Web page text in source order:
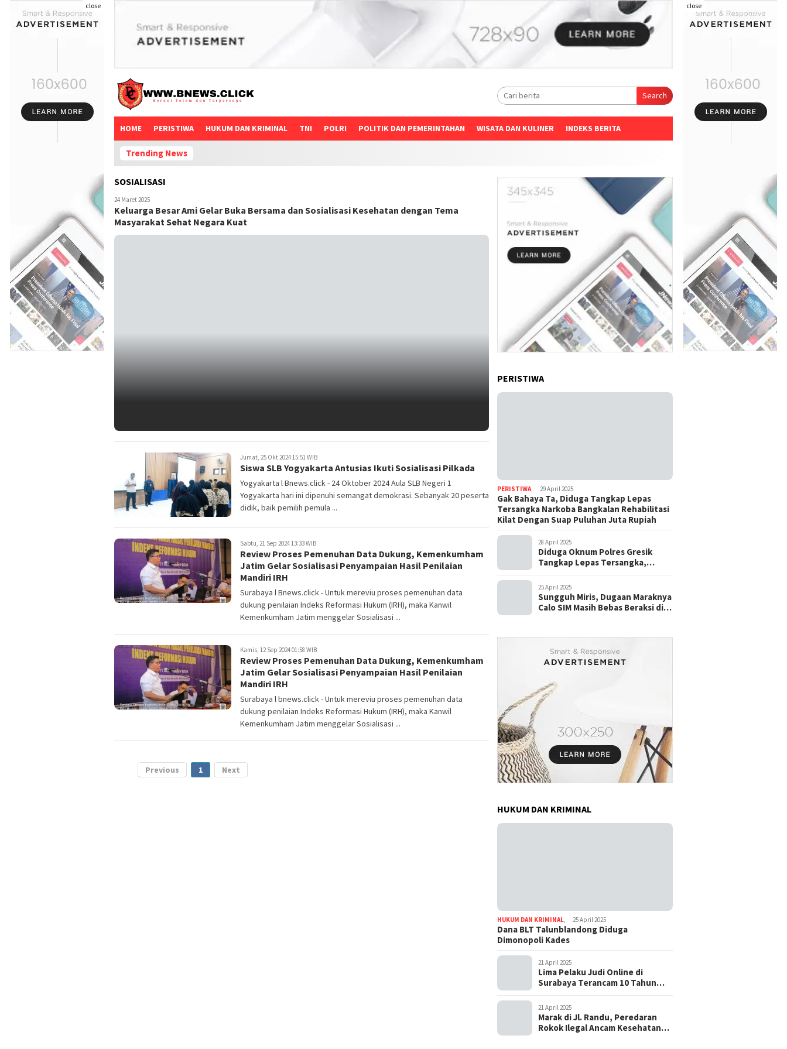
close close
Search
HOME PERISTIWA HUKUM DAN KRIMINAL TNI POLRI POLITIK DAN PEMERINTAHAN WISATA DAN KULINER INDEKS BERITA
Trending News
SOSIALISASI
24 Maret 2025
Keluarga Besar Ami Gelar Buka Bersama dan Sosialisasi Kesehatan dengan Tema
Masyarakat Sehat Negara Kuat
Jumat, 25 Okt 2024 15:51 WIB
Siswa SLB Yogyakarta Antusias Ikuti Sosialisasi Pilkada
Yogyakarta l Bnews.click - 24 Oktober 2024 Aula SLB Negeri 1
Yogyakarta hari ini dipenuhi semangat demokrasi. Sebanyak 20 peserta
didik, baik pemilih pemula ...
Sabtu, 21 Sep 2024 13:33 WIB
Review Proses Pemenuhan Data Dukung, Kemenkumham
Jatim Gelar Sosialisasi Penyampaian Hasil Penilaian
Mandiri IRH
Surabaya l Bnews.click - Untuk mereviu proses pemenuhan data
dukung penilaian Indeks Reformasi Hukum (IRH), maka Kanwil
Kemenkumham Jatim menggelar Sosialisasi ...
Kamis, 12 Sep 2024 01:58 WIB
Review Proses Pemenuhan Data Dukung, Kemenkumham
Jatim Gelar Sosialisasi Penyampaian Hasil Penilaian
Mandiri IRH
Surabaya l bnews.click - Untuk mereviu proses pemenuhan data
dukung penilaian Indeks Reformasi Hukum (IRH), maka Kanwil
Kemenkumham Jatim menggelar Sosialisasi ...
Previous 1 Next
PERISTIWA
PERISTIWA, 29 April 2025
Gak Bahaya Ta, Diduga Tangkap Lepas
Tersangka Narkoba Bangkalan Rehabilitasi
Kilat Dengan Suap Puluhan Juta Rupiah
28 April 2025
Diduga Oknum Polres Gresik
Tangkap Lepas Tersangka,
25 April 2025
Sungguh Miris, Dugaan Maraknya
Calo SIM Masih Bebas Beraksi di
HUKUM DAN KRIMINAL
HUKUM DAN KRIMINAL 25 April 2025
Dana BLT Talunblandong Diduga
Dimonopoli Kades
21 April 2025
Lima Pelaku Judi Online di
Surabaya Terancam 10 Tahun
21 April 2025
Marak di Jl. Randu, Peredaran
Rokok Ilegal Ancam Kesehatan